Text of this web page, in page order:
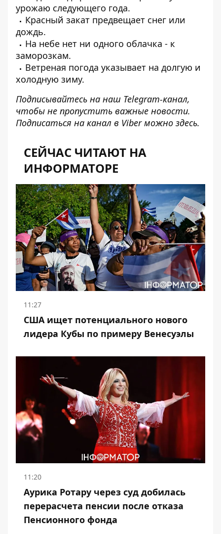
урожаю следующего года.
Красный закат предвещает снег или
дождь.
На небе нет ни одного облачка - к
заморозкам.
Ветреная погода указывает на долгую и
холодную зиму.
Подписывайтесь на наш Telegram-канал,
чтобы не пропустить важные новости.
Подписаться на канал в Viber можно здесь.
СЕЙЧАС ЧИТАЮТ НА
ИНФОРМАТОРЕ
11:27
США ищет потенциального нового
лидера Кубы по примеру Венесуэлы
11:20
Аурика Ротару через суд добилась
перерасчета пенсии после отказа
Пенсионного фонда